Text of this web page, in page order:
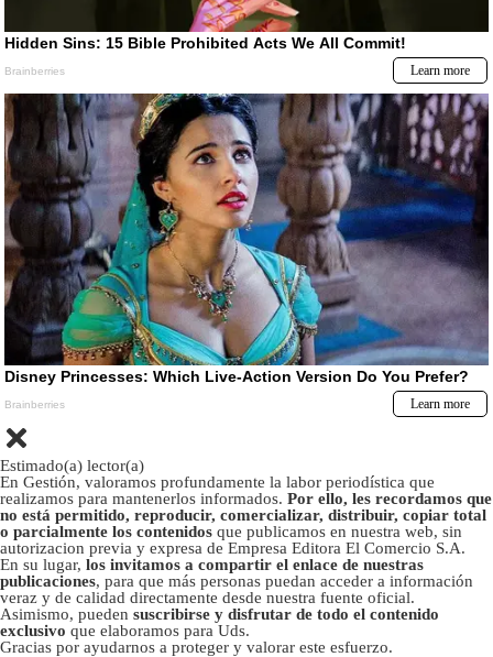
Estimado(a) lector(a)
En Gestión, valoramos profundamente la labor periodística que
realizamos para mantenerlos informados. Por ello, les recordamos que
no está permitido, reproducir, comercializar, distribuir, copiar total
o parcialmente los contenidos que publicamos en nuestra web, sin
autorizacion previa y expresa de Empresa Editora El Comercio S.A.
En su lugar, los invitamos a compartir el enlace de nuestras
publicaciones, para que más personas puedan acceder a información
veraz y de calidad directamente desde nuestra fuente oficial.
Asimismo, pueden suscribirse y disfrutar de todo el contenido
exclusivo que elaboramos para Uds.
Gracias por ayudarnos a proteger y valorar este esfuerzo.